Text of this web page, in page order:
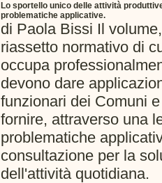
Lo sportello unico delle attività
problematiche applicative.
di Paola Bissi Il
riassetto normativo di
occupa
devono dare
funzionari dei Comuni
fornire, attraverso una
problematiche
consultazione per la
dell'attività quotidiana.